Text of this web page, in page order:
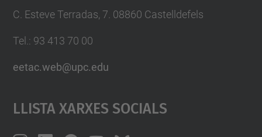
C. Esteve Terradas, 7. 08860 Castelldefels
Tel.: 93 413 70 00
eetac.web@upc.edu
Llista Xarxes Socials